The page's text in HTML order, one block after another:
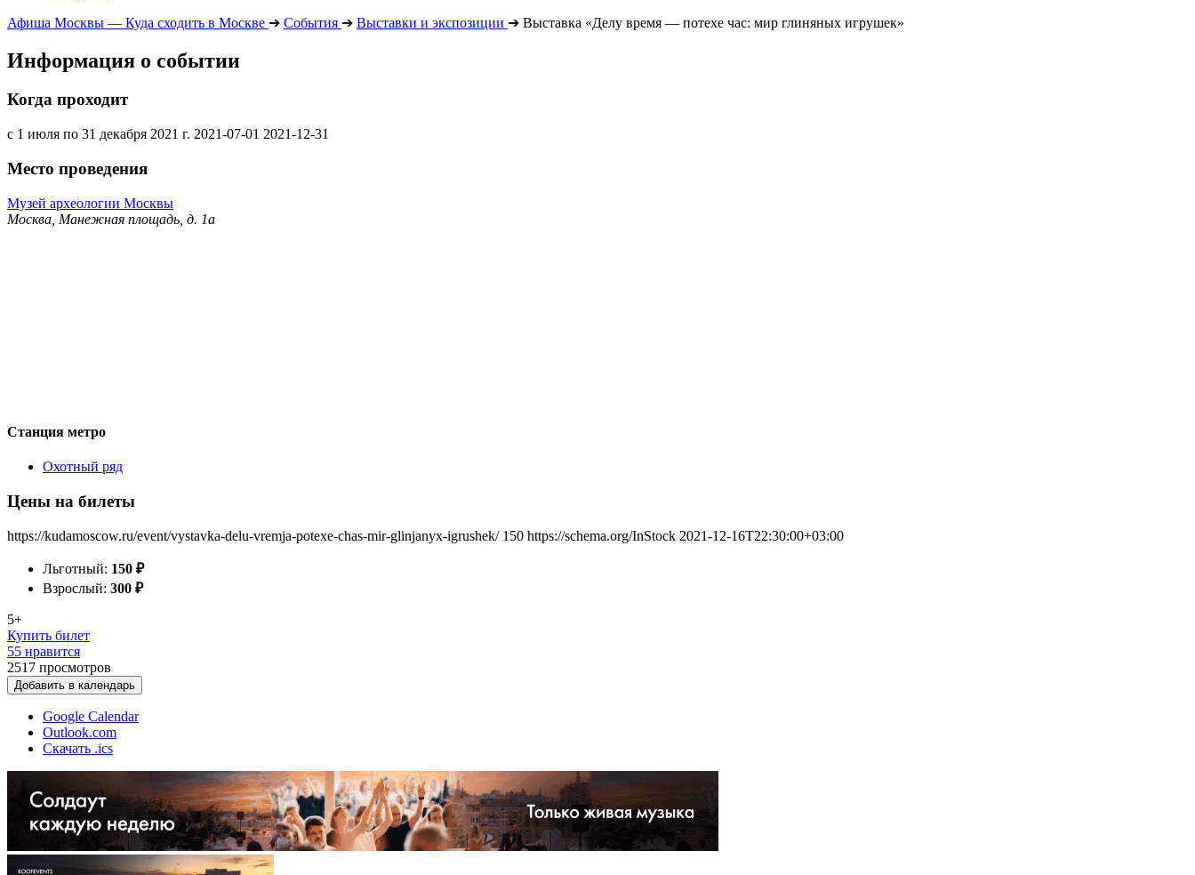
Афиша Москвы — Куда сходить в Москве ➔ События ➔ Выставки и экспозиции ➔ Выставка «Делу время — потехе час: мир глиняных игрушек»
Информация о событии
Когда проходит
с 1 июля по 31 декабря 2021 г. 2021-07-01 2021-12-31
Место проведения
Музей археологии Москвы
Москва, Манежная площадь, д. 1а
Станция метро
Охотный ряд
Цены на билеты
https://kudamoscow.ru/event/vystavka-delu-vremja-potexe-chas-mir-glinjanyx-igrushek/ 150 https://schema.org/InStock 2021-12-16T22:30:00+03:00
Льготный: 150 ₽
Взрослый: 300 ₽
5+
Купить билет
55 нравится
2517 просмотров
Добавить в календарь
Google Calendar
Outlook.com
Скачать .ics